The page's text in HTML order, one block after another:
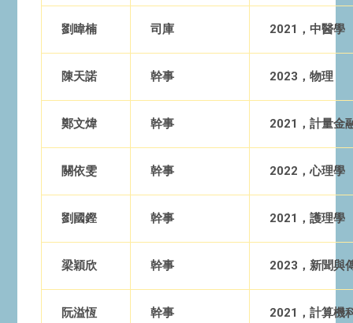
劉暐楠 司庫 2021，中醫學
陳天諾 幹事 2023，物理
鄭文煒 幹事 2021，計量金
關依雯 幹事 2022，心理學
劉國鏗 幹事 2021，護理學
梁穎欣 幹事 2023，新聞與
阮溢恆 幹事 2021，計算機